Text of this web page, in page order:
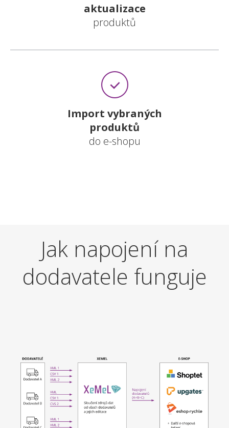
aktualizace
produktů
Import vybraných
produktů
do e-shopu
Jak napojení na
dodavatele funguje